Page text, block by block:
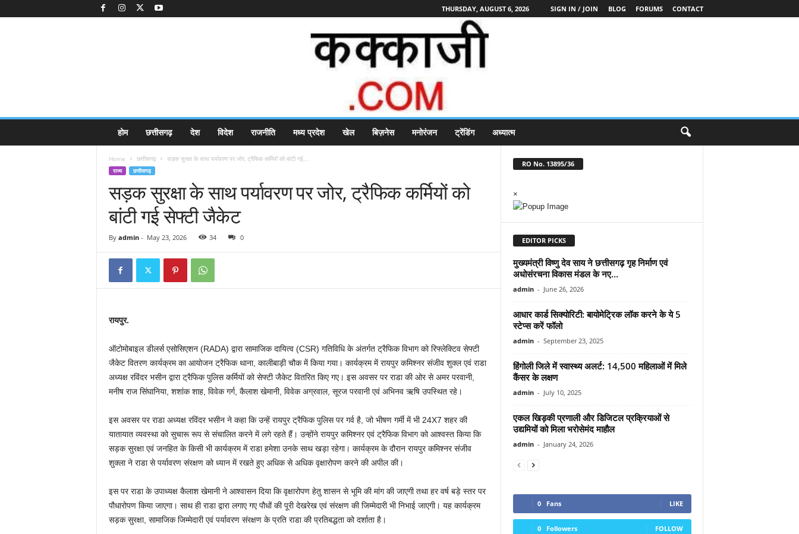
THURSDAY, AUGUST 6, 2026 SIGN IN / JOIN BLOG FORUMS CONTACT
k
होम छत्तीसगढ़ देश विदेश राजनीति मध्य प्रदेश खेल बिज़नेस मनोरंजन ट्रेंडिंग अध्यात्म
Home छत्तीसगढ़ सड़क सुरक्षा के साथ पर्यावरण पर जोर, ट्रैफिक कर्मियों को बांटी गई...
राज्य छत्तीसगढ़
सड़क सुरक्षा के साथ पर्यावरण पर जोर, ट्रैफिक कर्मियों को
बांटी गई सेफ्टी जैकेट
By admin- May 23, 2026 34 0
रायपुर.
ऑटोमोबाइल डीलर्स एसोसिएशन (RADA) द्वारा सामाजिक दायित्व (CSR) गतिविधि के अंतर्गत ट्रैफिक विभाग को रिफ्लेक्टिव सेफ्टी
जैकेट वितरण कार्यक्रम का आयोजन ट्रैफिक थाना, कालीबाड़ी चौक में किया गया। कार्यक्रम में रायपुर कमिश्नर संजीव शुक्ल एवं राडा
अध्यक्ष रविंदर भसीन द्वारा ट्रैफिक पुलिस कर्मियों को सेफ्टी जैकेट वितरित किए गए। इस अवसर पर राडा की ओर से अमर परवानी,
मनीष राज सिंघानिया, शशांक शाह, विवेक गर्ग, कैलाश खेमानी, विवेक अग्रवाल, सूरज परवानी एवं अभिनव ऋषि उपस्थित रहे।
इस अवसर पर राडा अध्यक्ष रविंदर भसीन ने कहा कि उन्हें रायपुर ट्रैफिक पुलिस पर गर्व है, जो भीषण गर्मी में भी 24X7 शहर की
यातायात व्यवस्था को सुचारू रूप से संचालित करने में लगे रहते हैं। उन्होंने रायपुर कमिश्नर एवं ट्रैफिक विभाग को आश्वस्त किया कि
सड़क सुरक्षा एवं जनहित के किसी भी कार्यक्रम में राडा हमेशा उनके साथ खड़ा रहेगा। कार्यक्रम के दौरान रायपुर कमिश्नर संजीव
शुक्ला ने राडा से पर्यावरण संरक्षण को ध्यान में रखते हुए अधिक से अधिक वृक्षारोपण करने की अपील की।
इस पर राडा के उपाध्यक्ष कैलाश खेमानी ने आश्वासन दिया कि वृक्षारोपण हेतु शासन से भूमि की मांग की जाएगी तथा हर वर्ष बड़े स्तर पर
पौधारोपण किया जाएगा। साथ ही राडा द्वारा लगाए गए पौधों की पूरी देखरेख एवं संरक्षण की जिम्मेदारी भी निभाई जाएगी। यह कार्यक्रम
सड़क सुरक्षा, सामाजिक जिम्मेदारी एवं पर्यावरण संरक्षण के प्रति राडा की प्रतिबद्धता को दर्शाता है।
RO No. 13895/36
×
EDITOR PICKS
मुख्यमंत्री विष्णु देव साय ने छत्तीसगढ़ गृह निर्माण एवं
अधोसंरचना विकास मंडल के नए...
admin - June 26, 2026
आधार कार्ड सिक्योरिटी: बायोमेट्रिक लॉक करने के ये 5
स्टेप्स करें फॉलो
admin - September 23, 2025
हिंगोली जिले में स्वास्थ्य अलर्ट: 14,500 महिलाओं में मिले
कैंसर के लक्षण
admin - July 10, 2025
एकल खिड़की प्रणाली और डिजिटल प्रक्रियाओं से
उद्यमियों को मिला भरोसेमंद माहौल
admin - January 24, 2026
0 Fans LIKE
0 Followers FOLLOW